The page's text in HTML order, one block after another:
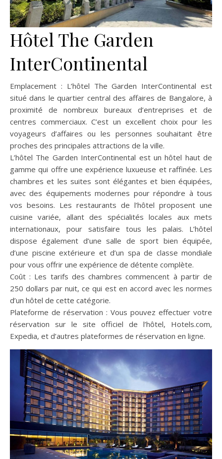
Hôtel The Garden
InterContinental
Emplacement : L’hôtel The Garden InterContinental est
situé dans le quartier central des affaires de Bangalore, à
proximité de nombreux bureaux d’entreprises et de
centres commerciaux. C’est un excellent choix pour les
voyageurs d’affaires ou les personnes souhaitant être
proches des principales attractions de la ville.
L’hôtel The Garden InterContinental est un hôtel haut de
gamme qui offre une expérience luxueuse et raffinée. Les
chambres et les suites sont élégantes et bien équipées,
avec des équipements modernes pour répondre à tous
vos besoins. Les restaurants de l’hôtel proposent une
cuisine variée, allant des spécialités locales aux mets
internationaux, pour satisfaire tous les palais. L’hôtel
dispose également d’une salle de sport bien équipée,
d’une piscine extérieure et d’un spa de classe mondiale
pour vous offrir une expérience de détente complète.
Coût : Les tarifs des chambres commencent à partir de
250 dollars par nuit, ce qui est en accord avec les normes
d’un hôtel de cette catégorie.
Plateforme de réservation : Vous pouvez effectuer votre
réservation sur le site officiel de l’hôtel, Hotels.com,
Expedia, et d’autres plateformes de réservation en ligne.